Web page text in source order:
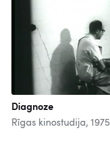
Diagnoze
Rīgas kinostudija, 1975